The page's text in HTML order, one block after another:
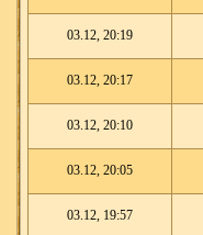
03.12, 20:19
03.12, 20:17
03.12, 20:10
03.12, 20:05
03.12, 19:57